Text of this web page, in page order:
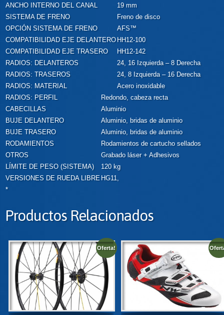
ANCHO INTERNO DEL CANAL
19 mm
SISTEMA DE FRENO
Freno de disco
OPCIÓN SISTEMA DE FRENO
AFS™
COMPATIBILIDAD EJE DELANTERO HH12-100
COMPATIBILIDAD EJE TRASERO
HH12-142
RADIOS: DELANTEROS
24, 16 Izquierda – 8 Derecha
RADIOS: TRASEROS
24, 8 Izquierda – 16 Derecha
RADIOS: MATERIAL
Acero inoxidable
RADIOS: PERFIL
Redondo, cabeza recta
CABECILLAS
Aluminio
BUJE DELANTERO
Aluminio, bridas de aluminio
BUJE TRASERO
Aluminio, bridas de aluminio
RODAMIENTOS
Rodamientos de cartucho sellados
OTROS
Grabado láser + Adhesivos
LÍMITE DE PESO (SISTEMA)
120 kg
VERSIONES DE RUEDA LIBRE HG11,
*
Productos Relacionados
Oferta!